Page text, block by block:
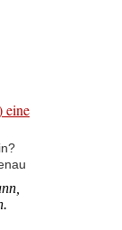
eine